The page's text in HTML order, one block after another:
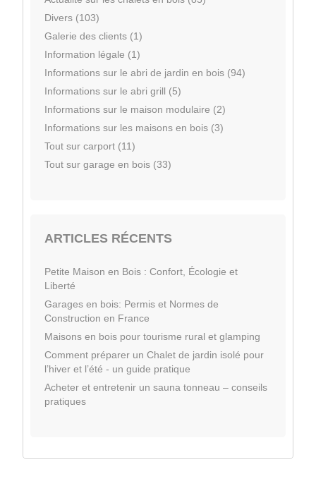
Divers (103)
Galerie des clients (1)
Information légale (1)
Informations sur le abri de jardin en bois (94)
Informations sur le abri grill (5)
Informations sur le maison modulaire (2)
Informations sur les maisons en bois (3)
Tout sur carport (11)
Tout sur garage en bois (33)
ARTICLES RÉCENTS
Petite Maison en Bois : Confort, Écologie et
Liberté
Garages en bois: Permis et Normes de
Construction en France
Maisons en bois pour tourisme rural et glamping
Comment préparer un Chalet de jardin isolé pour
l’hiver et l’été - un guide pratique
Acheter et entretenir un sauna tonneau – conseils
pratiques